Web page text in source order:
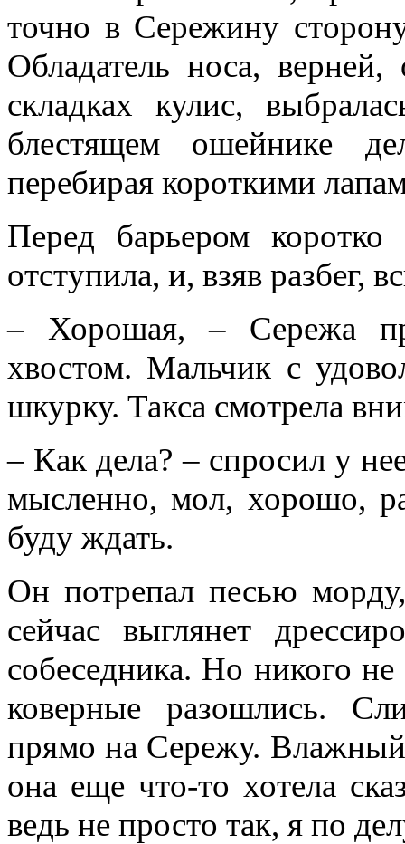
точно в Сережину
Обладатель носа, верней,
складках кулис,
блестящем ошейнике
перебирая короткими
Перед барьером коротко
отступила, и, взяв разбег,
– Хорошая, – Сережа
хвостом. Мальчик с
шкурку. Такса смотрела
– Как дела? – спросил у
мысленно, мол, хорошо,
буду ждать.
Он потрепал песью
сейчас выглянет
собеседника. Но никого
коверные разошлись.
прямо на Сережу. Влажный
она еще что-то хотела
ведь не просто так, я по